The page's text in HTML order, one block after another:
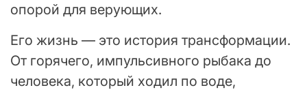
опорой для верующих.
Его жизнь — это история трансформации.
От горячего, импульсивного рыбака до
человека, который ходил по воде,